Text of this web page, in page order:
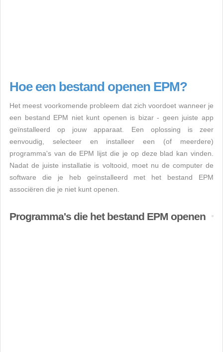
Hoe een bestand openen EPM?
Het meest voorkomende probleem dat zich voordoet wanneer je
een bestand EPM niet kunt openen is bizar - geen juiste app
geïnstalleerd op jouw apparaat. Een oplossing is zeer
eenvoudig, selecteer en installeer een (of meerdere)
programma's van de EPM lijst die je op deze blad kan vinden.
Nadat de juiste installatie is voltooid, moet nu de computer de
software die je heb geïnstalleerd met het bestand EPM
associëren die je niet kunt openen.
Programma's die het bestand EPM openen